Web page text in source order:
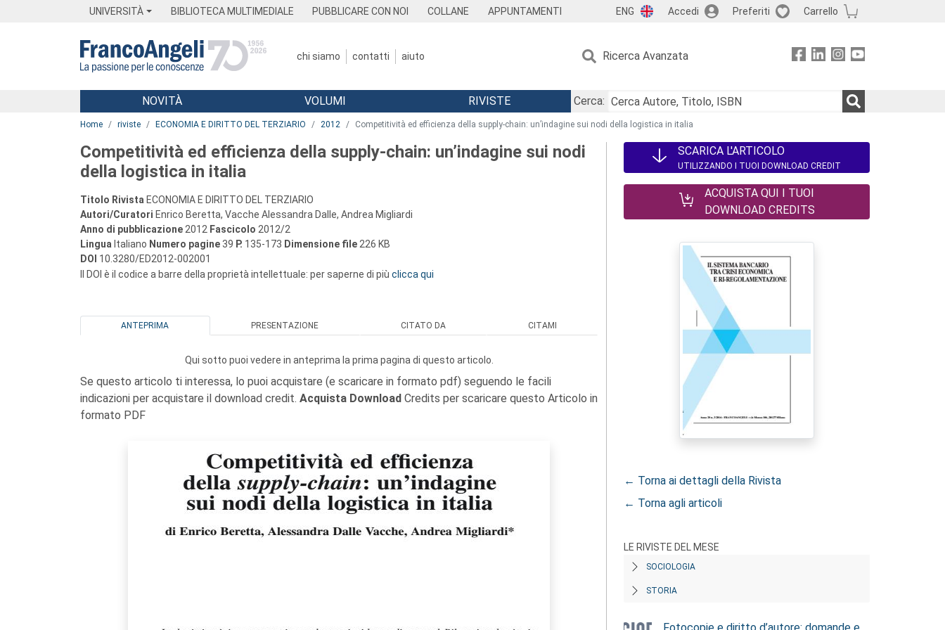
UNIVERSITÀ BIBLIOTECA MULTIMEDIALE PUBBLICARE CON NOI COLLANE APPUNTAMENTI ENG Accedi Preferiti Carrello
chi siamo contatti aiuto Ricerca Avanzata
Menu
NOVITÀ VOLUMI RIVISTE
Cerca:
Home riviste ECONOMIA E DIRITTO DEL TERZIARIO 2012 Competitività ed efficienza della supply-chain: un’indagine sui nodi della logistica in italia
Competitività ed efficienza della supply-chain: un’indagine sui nodi
della logistica in italia
Titolo Rivista ECONOMIA E DIRITTO DEL TERZIARIO
Autori/Curatori Enrico Beretta, Vacche Alessandra Dalle, Andrea Migliardi
Anno di pubblicazione 2012 Fascicolo 2012/2
Lingua Italiano Numero pagine 39 P. 135-173 Dimensione file 226 KB
DOI 10.3280/ED2012-002001
Il DOI è il codice a barre della proprietà intellettuale: per saperne di più clicca qui
ANTEPRIMA PRESENTAZIONE CITATO DA CITAMI
Qui sotto puoi vedere in anteprima la prima pagina di questo articolo.
Se questo articolo ti interessa, lo puoi acquistare (e scaricare in formato pdf) seguendo le facili
indicazioni per acquistare il download credit. Acquista Download Credits per scaricare questo Articolo in
formato PDF
SCARICA L'ARTICOLO
UTILIZZANDO I TUOI DOWNLOAD CREDIT
ACQUISTA QUI I TUOI
DOWNLOAD CREDITS
← Torna ai dettagli della Rivista
← Torna agli articoli
LE RIVISTE DEL MESE
SOCIOLOGIA
STORIA